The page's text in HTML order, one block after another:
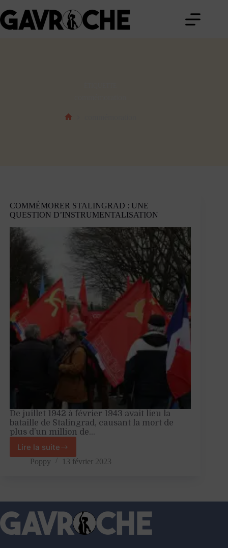
au
contenu
COMMÉMORER STALINGRAD : UNE
QUESTION D’INSTRUMENTALISATION
De juillet 1942 à février 1943 avait lieu la
bataille de Stalingrad, causant la mort de
plus d’un million de…
Lire la suiteCommémorer
Stalingrad
d’instrumentalisation
Poppy 13 février 2023